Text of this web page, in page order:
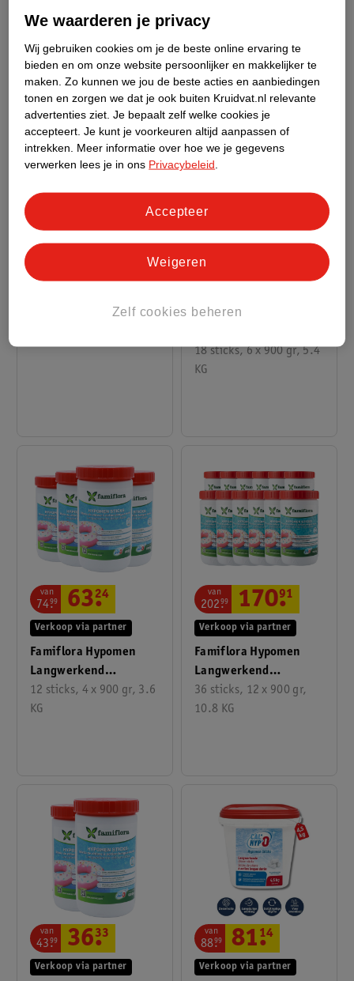
Chloortabletten Van
200g
Intex Krystal Clear
QS400 Schoon Water
Famiflora Hypomen
Anorganische
Chloorsticks
18 sticks, 6 x 900 gr, 5.4
KG
106
Famiflora Hypomen
Langwerkend
Anorganische
Chloorsticks
12 sticks, 4 x 900 gr, 3.6
KG
Verkoop via partner
van
74.
99 63.
24
Famiflora Hypomen
Langwerkend
Anorganische
Chloorsticks
36 sticks, 12 x 900 gr,
10.8 KG
Verkoop via partner
van
202.
99 170.
91
Verkoop via partner
van
43.
99 36.
33
Verkoop via partner
van
88.
99 81.
14
We waarderen je privacy
Wij gebruiken cookies om je de beste online ervaring te
bieden en om onze website persoonlijker en makkelijker te
maken. Zo kunnen we jou de beste acties en aanbiedingen
tonen en zorgen we dat je ook buiten Kruidvat.nl relevante
advertenties ziet. Je bepaalt zelf welke cookies je
accepteert. Je kunt je voorkeuren altijd aanpassen of
intrekken.
Meer informatie over hoe we je gegevens
verwerken lees je in ons Privacybeleid
Zelf cookies beheren
Weigeren
Accepteer